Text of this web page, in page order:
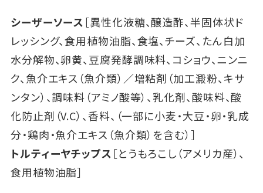
シーザーソース［異性化液糖、醸造酢、半固体状ド
レッシング、食用植物油脂、食塩、チーズ、たん白加
水分解物、卵黄、豆腐発酵調味料、コショウ、ニンニ
ク、魚介エキス（魚介類）／増粘剤（加工澱粉、キサ
ンタン）、調味料（アミノ酸等）、乳化剤、酸味料、酸
化防止剤（V.C）、香料、（一部に小麦・大豆・卵・乳成
分・鶏肉・魚介エキス（魚介類）を含む）］
トルティーヤチップス［とうもろこし（アメリカ産）、
食用植物油脂］